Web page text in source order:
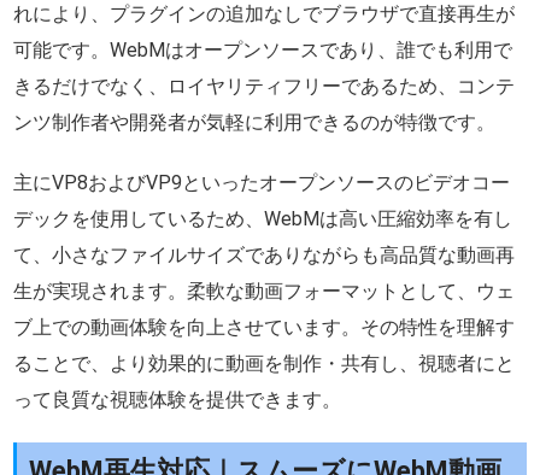
れにより、プラグインの追加なしでブラウザで直接再生が
可能です。WebMはオープンソースであり、誰でも利用で
きるだけでなく、ロイヤリティフリーであるため、コンテ
ンツ制作者や開発者が気軽に利用できるのが特徴です。
主にVP8およびVP9といったオープンソースのビデオコー
デックを使用しているため、WebMは高い圧縮効率を有し
て、小さなファイルサイズでありながらも高品質な動画再
生が実現されます。柔軟な動画フォーマットとして、ウェ
ブ上での動画体験を向上させています。その特性を理解す
ることで、より効果的に動画を制作・共有し、視聴者にと
って良質な視聴体験を提供できます。